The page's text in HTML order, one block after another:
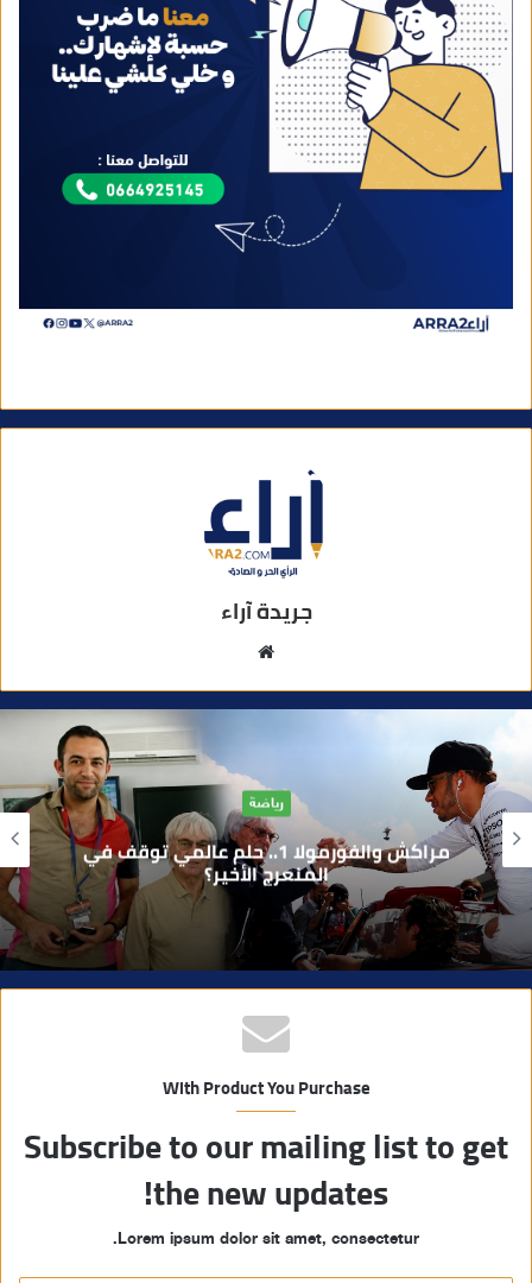
جريدة آراء
ق
ل
و
ي
ب
آراء
بوفوطا يكتب : بين صمت الحكومة وسباق
الانتخابات… هل أصبحت إدارة الأزمات خارج
أولويات الفاعلين السياسيين؟
With Product You Purchase
Subscribe to our mailing list to get
the new updates!
Lorem ipsum dolor sit amet, consectetur.